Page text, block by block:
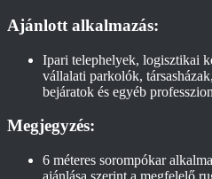
Ajánlott alkalmazás:
Ipari telephelyek, logisztikai
vállalati parkolók,
bejáratok és egyéb
Megjegyzés:
6 méteres sorompókar
ajánlása szerint a megfelelő